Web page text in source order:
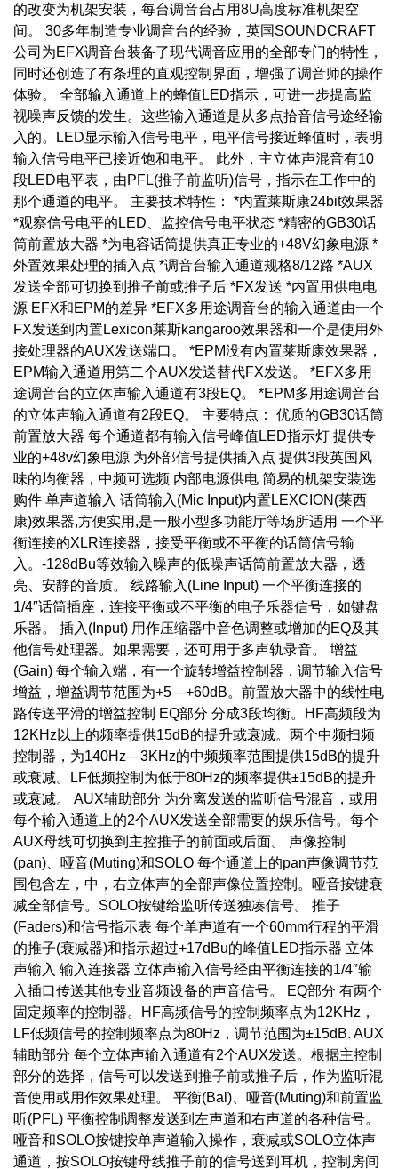
的改变为机架安装，每台调音台占用8U高度标准机架空
间。 30多年制造专业调音台的经验，英国SOUNDCRAFT
公司为EFX调音台装备了现代调音应用的全部专门的特性，
同时还创造了有条理的直观控制界面，增强了调音师的操作
体验。 全部输入通道上的蜂值LED指示，可进一步提高监
视噪声反馈的发生。这些输入通道是从多点拾音信号途经输
入的。LED显示输入信号电平，电平信号接近蜂值时，表明
输入信号电平已接近饱和电平。 此外，主立体声混音有10
段LED电平表，由PFL(推子前监听)信号，指示在工作中的
那个通道的电平。 主要技术特性： *内置莱斯康24bit效果器
*观察信号电平的LED、监控信号电平状态 *精密的GB30话
筒前置放大器 *为电容话筒提供真正专业的+48V幻象电源 *
外置效果处理的插入点 *调音台输入通道规格8/12路 *AUX
发送全部可切换到推子前或推子后 *FX发送 *内置用供电电
源 EFX和EPM的差异 *EFX多用途调音台的输入通道由一个
FX发送到内置Lexicon莱斯kangaroo效果器和一个是使用外
接处理器的AUX发送端口。 *EPM没有内置莱斯康效果器，
EPM输入通道用第二个AUX发送替代FX发送。 *EFX多用
途调音台的立体声输入通道有3段EQ。 *EPM多用途调音台
的立体声输入通道有2段EQ。 主要特点： 优质的GB30话筒
前置放大器 每个通道都有输入信号峰值LED指示灯 提供专
业的+48v幻象电源 为外部信号提供插入点 提供3段英国风
味的均衡器，中频可选频 内部电源供电 简易的机架安装选
购件 单声道输入 话筒输入(Mic Input)内置LEXCION(莱西
康)效果器,方便实用,是一般小型多功能厅等场所适用 一个平
衡连接的XLR连接器，接受平衡或不平衡的话筒信号输
入。-128dBu等效输入噪声的低噪声话筒前置放大器，透
亮、安静的音质。 线路输入(Line Input) 一个平衡连接的
1/4″话筒插座，连接平衡或不平衡的电子乐器信号，如键盘
乐器。 插入(Input) 用作压缩器中音色调整或增加的EQ及其
他信号处理器。如果需要，还可用于多声轨录音。 增益
(Gain) 每个输入端，有一个旋转增益控制器，调节输入信号
增益，增益调节范围为+5—+60dB。前置放大器中的线性电
路传送平滑的增益控制 EQ部分 分成3段均衡。HF高频段为
12KHz以上的频率提供15dB的提升或衰减。两个中频扫频
控制器，为140Hz—3KHz的中频频率范围提供15dB的提升
或衰减。LF低频控制为低于80Hz的频率提供±15dB的提升
或衰减。 AUX辅助部分 为分离发送的监听信号混音，或用
每个输入通道上的2个AUX发送全部需要的娱乐信号。每个
AUX母线可切换到主控推子的前面或后面。 声像控制
(pan)、哑音(Muting)和SOLO 每个通道上的pan声像调节范
围包含左，中，右立体声的全部声像位置控制。哑音按键衰
减全部信号。SOLO按键给监听传送独凑信号。 推子
(Faders)和信号指示表 每个单声道有一个60mm行程的平滑
的推子(衰减器)和指示超过+17dBu的峰值LED指示器 立体
声输入 输入连接器 立体声输入信号经由平衡连接的1/4″输
入插口传送其他专业音频设备的声音信号。 EQ部分 有两个
固定频率的控制器。HF高频信号的控制频率点为12KHz，
LF低频信号的控制频率点为80Hz，调节范围为±15dB. AUX
辅助部分 每个立体声输入通道有2个AUX发送。根据主控制
部分的选择，信号可以发送到推子前或推子后，作为监听混
音使用或用作效果处理。 平衡(Bal)、哑音(Muting)和前置监
听(PFL) 平衡控制调整发送到左声道和右声道的各种信号。
哑音和SOLO按键按单声道输入操作，衰减或SOLO立体声
通道，按SOLO按键母线推子前的信号送到耳机，控制房间